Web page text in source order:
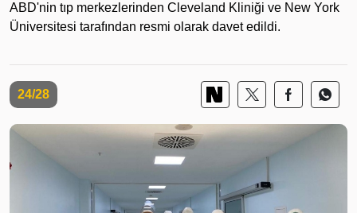
ABD'nin tıp merkezlerinden Cleveland Kliniği ve New York
Üniversitesi tarafından resmi olarak davet edildi.
24/28